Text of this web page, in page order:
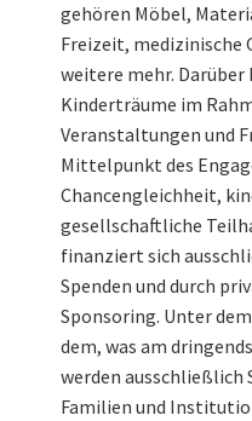
gehören Möbel,
Freizeit, medizinische
weitere mehr.
Kinderträume im
Veranstaltungen und
Mittelpunkt des
Chancengleichheit,
gesellschaftliche
finanziert sich
Spenden und durch
Sponsoring. Unter
dem, was am
werden ausschließlich
Familien und